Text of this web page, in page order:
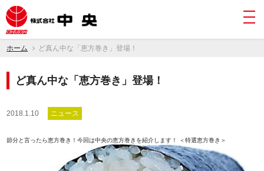
ホーム ど真ん中な「恵方巻き」登場！
ど真ん中な「恵方巻き」登場！
2018.1.10 ニュース
節分と言ったら恵方巻き！今回は中央の恵方巻きを紹介します！ ＜特選恵方巻き＞